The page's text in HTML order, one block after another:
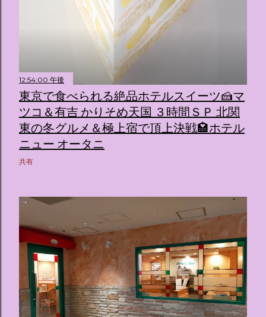
12:54:00 午後
東京で食べられる絶品ホテルスイーツ🍰マ
ツコ＆有吉 かりそめ天国 ３時間ＳＰ 北関
東の冬グルメ＆極上宿で頂上決戦🏩ホテル
ニュー オータニ
共有